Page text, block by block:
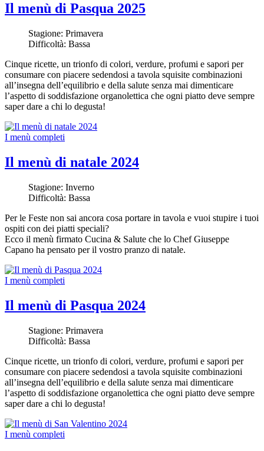
Il menù di Pasqua 2025
Stagione: Primavera
Difficoltà: Bassa
Cinque ricette, un trionfo di colori, verdure, profumi e sapori per
consumare con piacere sedendosi a tavola squisite combinazioni
all’insegna dell’equilibrio e della salute senza mai dimenticare
l’aspetto di soddisfazione organolettica che ogni piatto deve sempre
saper dare a chi lo degusta!
I menù completi
Il menù di natale 2024
Stagione: Inverno
Difficoltà: Bassa
Per le Feste non sai ancora cosa portare in tavola e vuoi stupire i tuoi
ospiti con dei piatti speciali?
Ecco il menù firmato Cucina & Salute che lo Chef Giuseppe
Capano ha pensato per il vostro pranzo di natale.
I menù completi
Il menù di Pasqua 2024
Stagione: Primavera
Difficoltà: Bassa
Cinque ricette, un trionfo di colori, verdure, profumi e sapori per
consumare con piacere sedendosi a tavola squisite combinazioni
all’insegna dell’equilibrio e della salute senza mai dimenticare
l’aspetto di soddisfazione organolettica che ogni piatto deve sempre
saper dare a chi lo degusta!
I menù completi